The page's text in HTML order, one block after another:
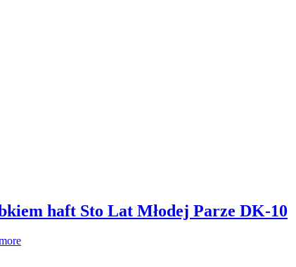
haft Sto Lat Młodej Parze DK-10